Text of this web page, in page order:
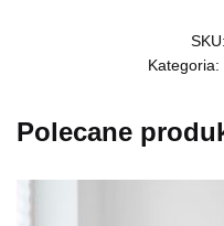
SKU:
Kategoria:
Polecane